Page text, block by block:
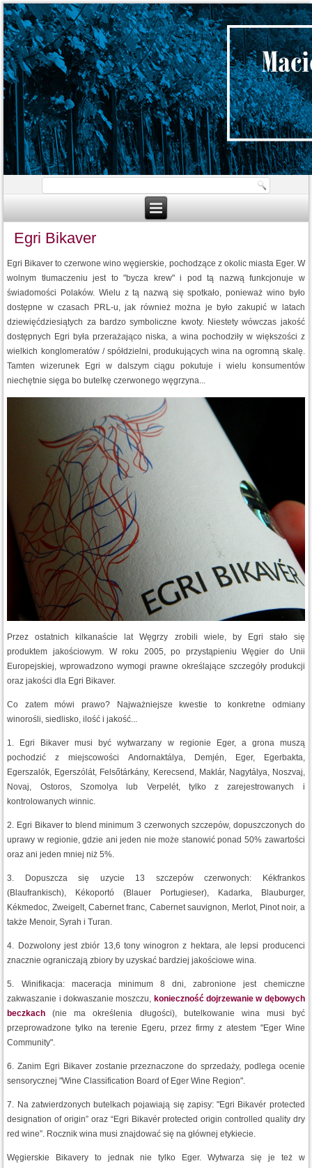
Egri Bikaver
Egri Bikaver to czerwone wino węgierskie, pochodzące z okolic miasta Eger. W
wolnym tłumaczeniu jest to "bycza krew" i pod tą nazwą funkcjonuje w
świadomości Polaków. Wielu z tą nazwą się spotkało, ponieważ wino było
dostępne w czasach PRL-u, jak również można je było zakupić w latach
dziewięćdziesiątych za bardzo symboliczne kwoty. Niestety wówczas jakość
dostępnych Egri była przerażająco niska, a wina pochodziły w większości z
wielkich konglomeratów / spółdzielni, produkujących wina na ogromną skalę.
Tamten wizerunek Egri w dalszym ciągu pokutuje i wielu konsumentów
niechętnie sięga bo butelkę czerwonego węgrzyna...
Przez ostatnich kilkanaście lat Węgrzy zrobili wiele, by Egri stało się
produktem jakościowym. W roku 2005, po przystąpieniu Węgier do Unii
Europejskiej, wprowadzono wymogi prawne określające szczegóły produkcji
oraz jakości dla Egri Bikaver.
Co zatem mówi prawo? Najważniejsze kwestie to konkretne odmiany
winorośli, siedlisko, ilość i jakość...
1. Egri Bikaver musi być wytwarzany w regionie Eger, a grona muszą
pochodzić z miejscowości Andornaktálya, Demjén, Eger, Egerbakta,
Egerszalók, Egerszólát, Felsőtárkány, Kerecsend, Maklár, Nagytálya, Noszvaj,
Novaj, Ostoros, Szomolya lub Verpelét, tylko z zarejestrowanych i
kontrolowanych winnic.
2. Egri Bikaver to blend minimum 3 czerwonych szczepów, dopuszczonych do
uprawy w regionie, gdzie ani jeden nie może stanowić ponad 50% zawartości
oraz ani jeden mniej niż 5%.
3. Dopuszcza się uzycie 13 szczepów czerwonych: Kékfrankos
(Blaufrankisch), Kékoportó (Blauer Portugieser), Kadarka, Blauburger,
Kékmedoc, Zweigelt, Cabernet franc, Cabernet sauvignon, Merlot, Pinot noir, a
także Menoir, Syrah i Turan.
4. Dozwolony jest zbiór 13,6 tony winogron z hektara, ale lepsi producenci
znacznie ograniczają zbiory by uzyskać bardziej jakościowe wina.
5. Winifikacja: maceracja minimum 8 dni, zabronione jest chemiczne
zakwaszanie i dokwaszanie moszczu, konieczność dojrzewanie w dębowych
beczkach (nie ma określenia długości), butelkowanie wina musi być
przeprowadzone tylko na terenie Egeru, przez firmy z atestem "Eger Wine
Community".
6. Zanim Egri Bikaver zostanie przeznaczone do sprzedaży, podlega ocenie
sensorycznej "Wine Classification Board of Eger Wine Region".
7. Na zatwierdzonych butelkach pojawiają się zapisy: "Egri Bikavér protected
designation of origin” oraz “Egri Bikavér protected origin controlled quality dry
red wine”. Rocznik wina musi znajdować się na głównej etykiecie.
Węgierskie Bikavery to jednak nie tylko Eger. Wytwarza się je też w